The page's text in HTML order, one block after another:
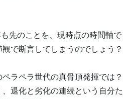
先のことを、現時点の時間軸で
観で断言してしまうのでしょう？
ラペラ世代の真骨頂発揮では？
退化と劣化の連続という自分た